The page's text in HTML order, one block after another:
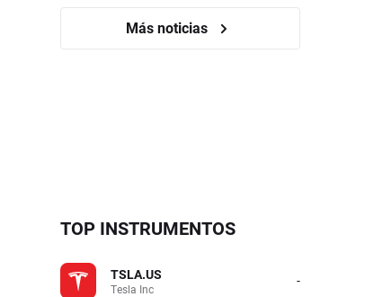
Más noticias
TOP INSTRUMENTOS
TSLA.US
Tesla Inc -